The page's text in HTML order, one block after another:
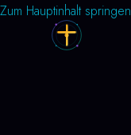
Zum Hauptinhalt springen